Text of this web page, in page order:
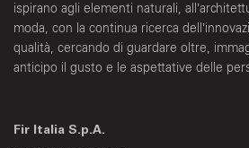
ispirano agli elementi naturali,
moda, con la continua ricerca
qualità, cercando di guardare oltre,
anticipo il gusto e le aspettative delle
Fir Italia S.p.A.